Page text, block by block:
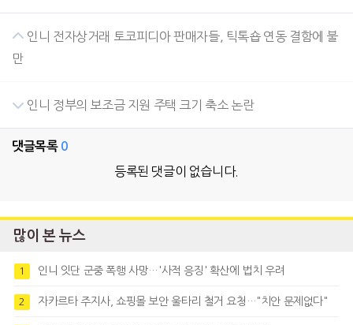
인니 전자상거래 토코피디아 판매자들, 틱톡숍 연동 결함에 불
만
인니 정부의 보조금 지원 주택 크기 축소 논란
댓글목록 0
등록된 댓글이 없습니다.
많이 본 뉴스
1 인니 잇단 군중 폭행 사망…'사적 응징' 확산에 법치 우려
2 자카르타 주지사, 쇼핑몰 보안 울타리 철거 요청…"치안 문제없다"